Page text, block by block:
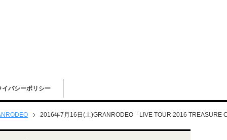
イバシーポリシー
2016年7月16日(土)GRANRODEO「LIVE TOUR 2016 TREASURE